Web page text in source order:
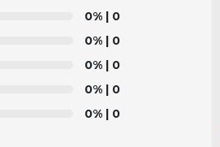
0%| 0
0%| 0
0%| 0
0%| 0
0%| 0